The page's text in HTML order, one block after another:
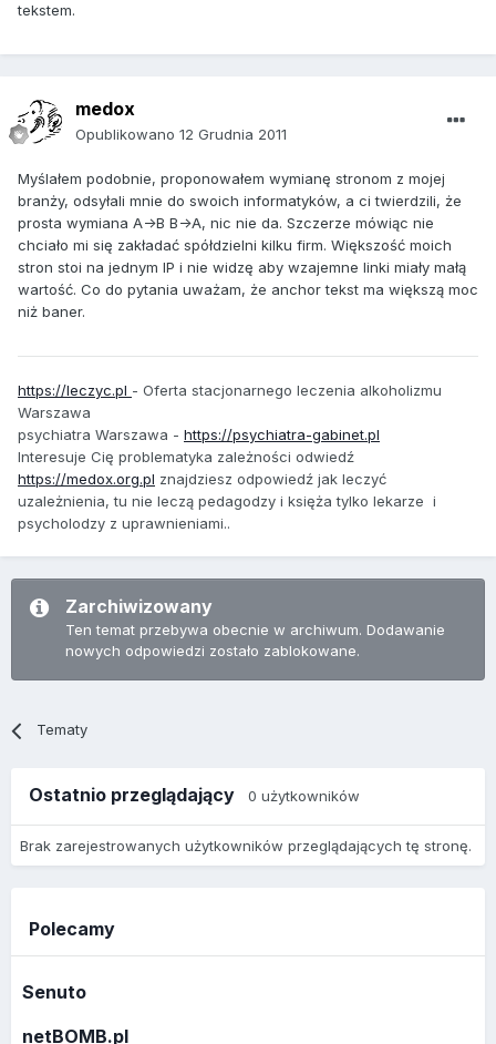
tekstem.
medox
Opublikowano 12 Grudnia 2011
Myślałem podobnie, proponowałem wymianę stronom z mojej
branży, odsyłali mnie do swoich informatyków, a ci twierdzili, że
prosta wymiana A->B B->A, nic nie da. Szczerze mówiąc nie
chciało mi się zakładać spółdzielni kilku firm. Większość moich
stron stoi na jednym IP i nie widzę aby wzajemne linki miały małą
wartość. Co do pytania uważam, że anchor tekst ma większą moc
niż baner.
https://leczyc.pl - Oferta stacjonarnego leczenia alkoholizmu
Warszawa
psychiatra Warszawa - https://psychiatra-gabinet.pl
Interesuje Cię problematyka zależności odwiedź
https://medox.org.pl znajdziesz odpowiedź jak leczyć
uzależnienia, tu nie leczą pedagodzy i księża tylko lekarze i
psycholodzy z uprawnieniami..
Zarchiwizowany
Ten temat przebywa obecnie w archiwum. Dodawanie
nowych odpowiedzi zostało zablokowane.
Tematy
Ostatnio przeglądający 0 użytkowników
Brak zarejestrowanych użytkowników przeglądających tę stronę.
Polecamy
Senuto
netBOMB.pl